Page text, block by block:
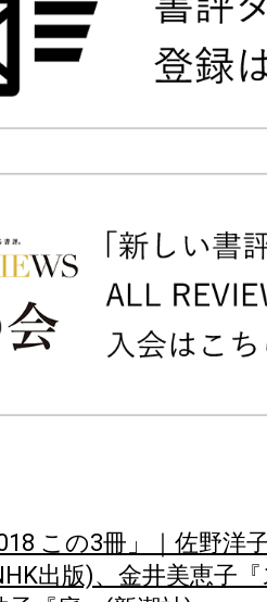
この3冊」｜佐野洋
出版)、金井美恵子